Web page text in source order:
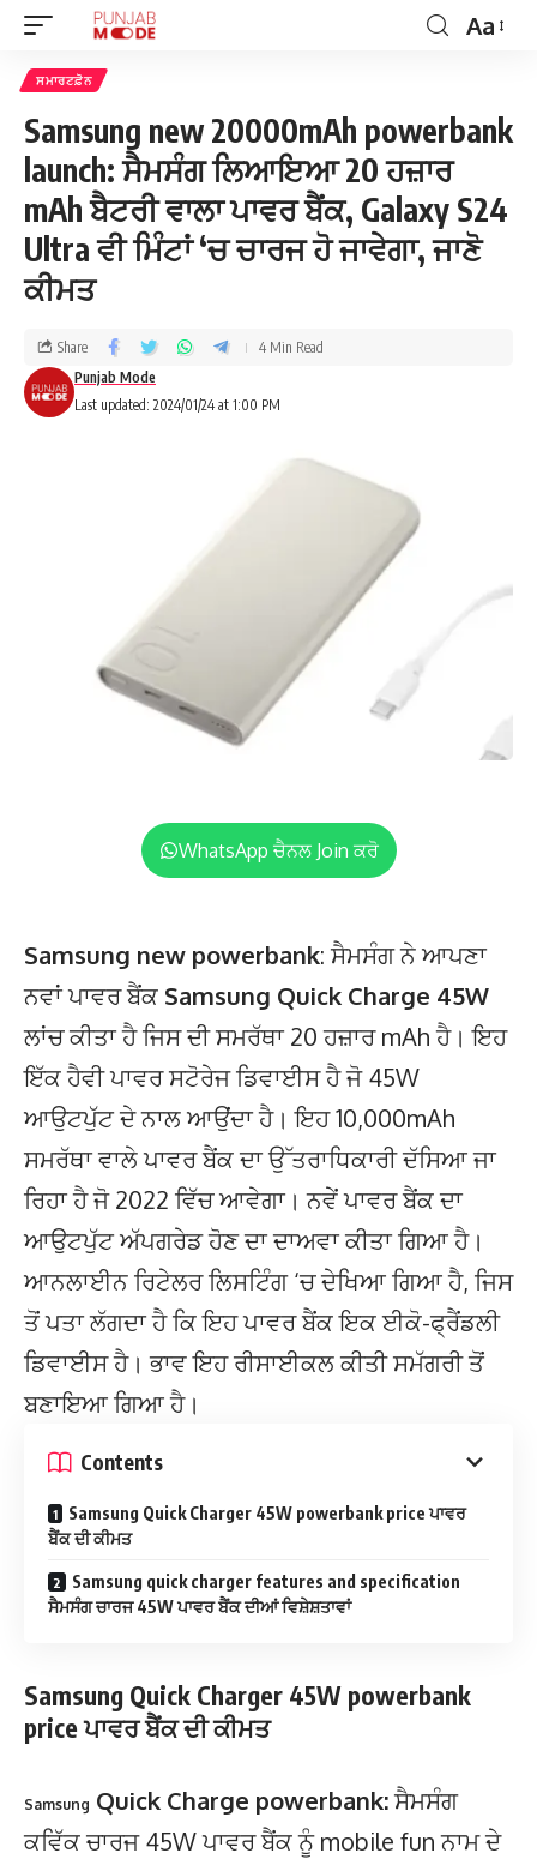
Aa
ਸਮਾਰਟਫ਼ੋਨ
Samsung new 20000mAh powerbank
launch: ਸੈਮਸੰਗ ਲਿਆਇਆ 20 ਹਜ਼ਾਰ
mAh ਬੈਟਰੀ ਵਾਲਾ ਪਾਵਰ ਬੈਂਕ, Galaxy S24
Ultra ਵੀ ਮਿੰਟਾਂ ‘ਚ ਚਾਰਜ ਹੋ ਜਾਵੇਗਾ, ਜਾਣੋ
ਕੀਮਤ
Last updated: 2024/01/24 at 1:00 PM
Punjab Mode
Share 4 Min Read
WhatsApp ਚੈਨਲ Join ਕਰੋ
Samsung new powerbank: ਸੈਮਸੰਗ ਨੇ ਆਪਣਾ
ਨਵਾਂ ਪਾਵਰ ਬੈਂਕ Samsung Quick Charge 45W
ਲਾਂਚ ਕੀਤਾ ਹੈ ਜਿਸ ਦੀ ਸਮਰੱਥਾ 20 ਹਜ਼ਾਰ mAh ਹੈ। ਇਹ
ਇੱਕ ਹੈਵੀ ਪਾਵਰ ਸਟੋਰੇਜ ਡਿਵਾਈਸ ਹੈ ਜੋ 45W
ਆਉਟਪੁੱਟ ਦੇ ਨਾਲ ਆਉਂਦਾ ਹੈ। ਇਹ 10,000mAh
ਸਮਰੱਥਾ ਵਾਲੇ ਪਾਵਰ ਬੈਂਕ ਦਾ ਉੱਤਰਾਧਿਕਾਰੀ ਦੱਸਿਆ ਜਾ
ਰਿਹਾ ਹੈ ਜੋ 2022 ਵਿੱਚ ਆਵੇਗਾ। ਨਵੇਂ ਪਾਵਰ ਬੈਂਕ ਦਾ
ਆਉਟਪੁੱਟ ਅੱਪਗਰੇਡ ਹੋਣ ਦਾ ਦਾਅਵਾ ਕੀਤਾ ਗਿਆ ਹੈ।
ਆਨਲਾਈਨ ਰਿਟੇਲਰ ਲਿਸਟਿੰਗ ‘ਚ ਦੇਖਿਆ ਗਿਆ ਹੈ, ਜਿਸ
ਤੋਂ ਪਤਾ ਲੱਗਦਾ ਹੈ ਕਿ ਇਹ ਪਾਵਰ ਬੈਂਕ ਇਕ ਈਕੋ-ਫ੍ਰੈਂਡਲੀ
ਡਿਵਾਈਸ ਹੈ। ਭਾਵ ਇਹ ਰੀਸਾਈਕਲ ਕੀਤੀ ਸਮੱਗਰੀ ਤੋਂ
ਬਣਾਇਆ ਗਿਆ ਹੈ।
Contents
Samsung Quick Charger 45W powerbank price ਪਾਵਰ
ਬੈਂਕ ਦੀ ਕੀਮਤ
Samsung quick charger features and specification
ਸੈਮਸੰਗ ਚਾਰਜ 45W ਪਾਵਰ ਬੈਂਕ ਦੀਆਂ ਵਿਸ਼ੇਸ਼ਤਾਵਾਂ
Samsung Quick Charger 45W powerbank
price ਪਾਵਰ ਬੈਂਕ ਦੀ ਕੀਮਤ
Samsung Quick Charge powerbank:ਸੈਮਸੰਗ
ਕਵਿੱਕ ਚਾਰਜ 45W ਪਾਵਰ ਬੈਂਕ ਨੂੰ mobile fun ਨਾਮ ਦੇ